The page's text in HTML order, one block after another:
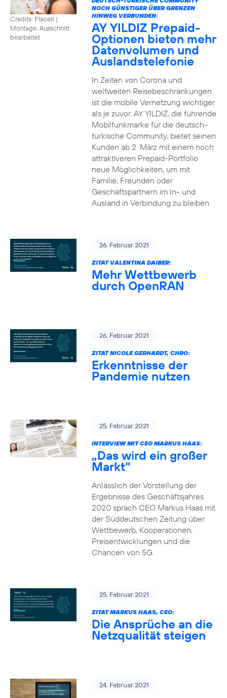
Credits: Placeit |
Montage, Ausschnitt
bearbeitet
NOCH GÜNSTIGER ÜBER GRENZEN
HINWEG VERBUNDEN:
AY YILDIZ Prepaid-
Optionen bieten mehr
Datenvolumen und
Auslandstelefonie
In Zeiten von Corona und
weltweiten Reisebeschränkungen
ist die mobile Vernetzung wichtiger
als je zuvor. AY YILDIZ, die führende
Mobilfunkmarke für die deutsch-
türkische Community, bietet seinen
Kunden ab 2. März mit einem noch
attraktiveren Prepaid-Portfolio
neue Möglichkeiten, um mit
Familie, Freunden oder
Geschäftspartnern im In- und
Ausland in Verbindung zu bleiben.
26. Februar 2021
ZITAT VALENTINA DAIBER:
Mehr Wettbewerb
durch OpenRAN
26. Februar 2021
ZITAT NICOLE GERHARDT, CHRO:
Erkenntnisse der
Pandemie nutzen
25. Februar 2021
INTERVIEW MIT CEO MARKUS HAAS:
„Das wird ein großer
Markt“
Anlässlich der Vorstellung der
Ergebnisse des Geschäftsjahres
2020 sprach CEO Markus Haas mit
der Süddeutschen Zeitung über
Wettbewerb, Kooperationen,
Preisentwicklungen und die
Chancen von 5G.
25. Februar 2021
ZITAT MARKUS HAAS, CEO:
Die Ansprüche an die
Netzqualität steigen
24. Februar 2021